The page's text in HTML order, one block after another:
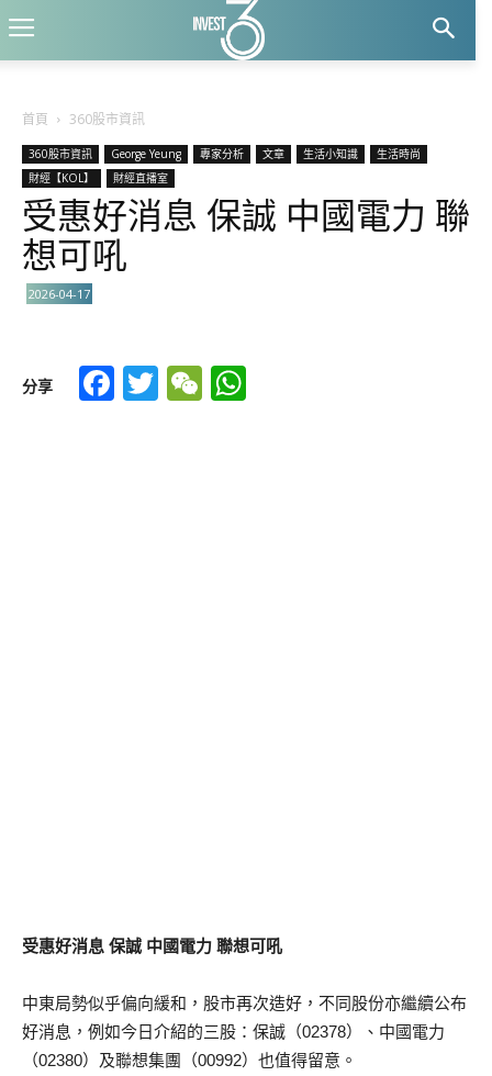
首頁 360股市資訊
360股市資訊 George Yeung 專家分析 文章 生活小知識
生活時尚
財經【KOL】
財經直播室
受惠好消息 保誠 中國電力 聯
想可吼
2026-04-17
分享 Facebook
TwitterWeChat
受惠好消息 保誠 中國電力 聯想可吼
中東局勢似乎偏向緩和，股市再次造好，不同股份亦繼續公布
好消息，例如今日介紹的三股：保誠（02378）、中國電力
（02380）及聯想集團（00992）也值得留意。